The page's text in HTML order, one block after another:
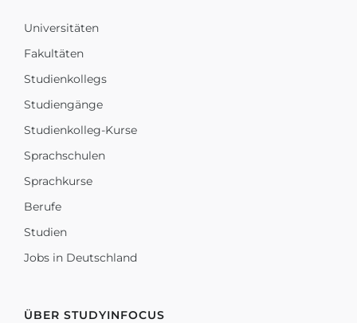
Universitäten
Fakultäten
Studienkollegs
Studiengänge
Studienkolleg-Kurse
Sprachschulen
Sprachkurse
Berufe
Studien
Jobs in Deutschland
ÜBER STUDYINFOCUS